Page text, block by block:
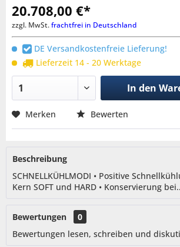
20.708,00 €*
zzgl. MwSt.frachtfrei in Deutschland
DE Versandkostenfreie Lieferung!
Lieferzeit 14 - 20 Werktage
In den
Merken Bewerten
Beschreibung
SCHNELLKÜHLMODI • Positive
Kern SOFT und HARD • Konservierung
Bewertungen
0
Bewertungen lesen, schreiben und